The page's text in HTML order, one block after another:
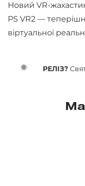
Новий VR-
PS VR2 —
віртуальної
РЕЛІЗ?